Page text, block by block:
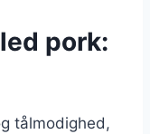
pork:
tålmodighed,